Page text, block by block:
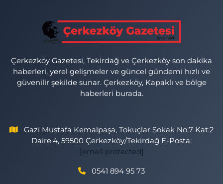
Çerkezköy Gazetesi, Tekirdağ ve Çerkezköy son dakika
haberleri, yerel gelişmeler ve güncel gündemi hızlı ve
güvenilir şekilde sunar. Çerkezköy, Kapaklı ve bölge
haberleri burada.
Gazi Mustafa Kemalpaşa, Tokuçlar Sokak No:7 Kat:2
Daire:4, 59500 Çerkezköy/Tekirdağ E-Posta:
[email protected]
0541 894 95 73